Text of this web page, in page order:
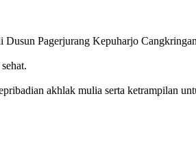
Pagerjurang Kepuharjo
akhlak mulia serta ketrampilan